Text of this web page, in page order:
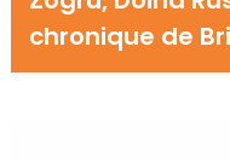
chronique de